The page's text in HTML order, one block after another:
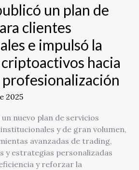
un plan de
clientes
e impulsó la
hacia
2025
nuevo plan de servicios
y de gran volumen,
avanzadas de trading,
y estrategias personalizadas
y reforzar la